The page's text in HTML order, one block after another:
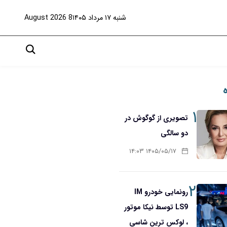
شنبه ۱۷ مرداد ۱۴۰۵ 8 August 2026
۱ تصویری از گوگوش در
دو سالگی
۱۴۰۵/۰۵/۱۷ ۱۴:۰۳
۲
رونمایی خودرو IM
LS9 توسط نیکا موتور
، لوکس ترین شاسی